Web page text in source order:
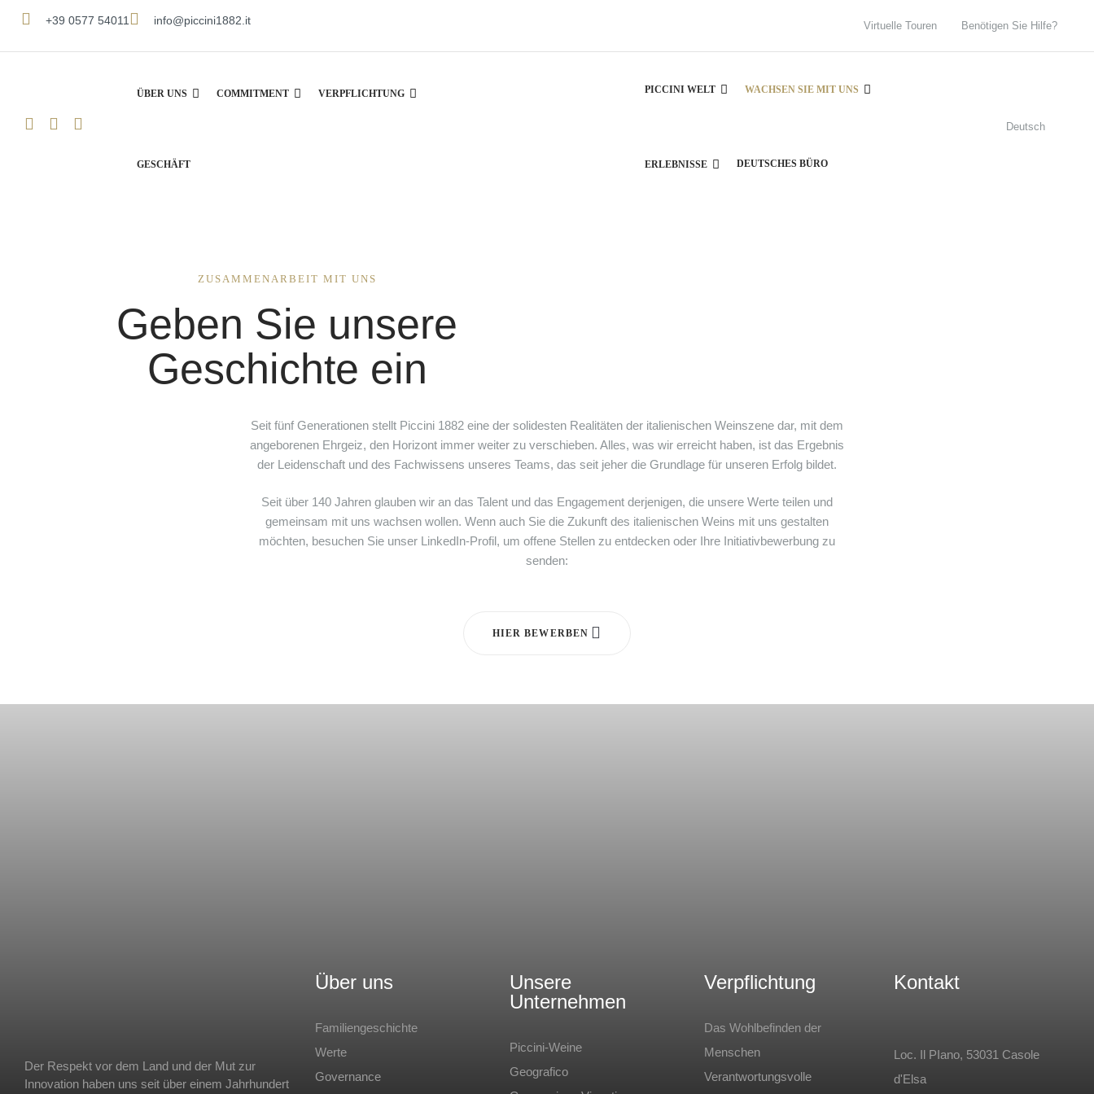
+39 0577 54011 info@piccini1882.it Virtuelle Touren Benötigen Sie Hilfe?
ÜBER UNS COMMITMENT VERPFLICHTUNG
GESCHÄFT
PICCINI WELT WACHSEN SIE MIT UNS
ERLEBNISSE DEUTSCHES BÜRO
Deutsch
Geben Sie unsere
Geschichte ein
ZUSAMMENARBEIT MIT UNS
Seit fünf Generationen stellt Piccini 1882 eine der solidesten Realitäten der italienischen Weinszene dar, mit dem
angeborenen Ehrgeiz, den Horizont immer weiter zu verschieben. Alles, was wir erreicht haben, ist das Ergebnis
der Leidenschaft und des Fachwissens unseres Teams, das seit jeher die Grundlage für unseren Erfolg bildet.
Seit über 140 Jahren glauben wir an das Talent und das Engagement derjenigen, die unsere Werte teilen und
gemeinsam mit uns wachsen wollen. Wenn auch Sie die Zukunft des italienischen Weins mit uns gestalten
möchten, besuchen Sie unser LinkedIn-Profil, um offene Stellen zu entdecken oder Ihre Initiativbewerbung zu
senden:
HIER BEWERBEN
Der Respekt vor dem Land und der Mut zur
Innovation haben uns seit über einem Jahrhundert
Über uns
Familiengeschichte
Werte
Governance
Unsere
Unternehmen
Piccini-Weine
Geografico
Verpflichtung
Das Wohlbefinden der
Menschen
Verantwortungsvolle
Kontakt
Loc. Il PIano, 53031 Casole
d'Elsa